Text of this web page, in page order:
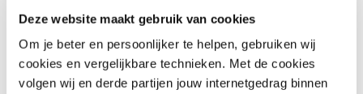
Deze website maakt gebruik van cookies
Om je beter en persoonlijker te helpen, gebruiken wij
cookies en vergelijkbare technieken. Met de cookies
volgen wij en derde partijen jouw internetgedrag binnen